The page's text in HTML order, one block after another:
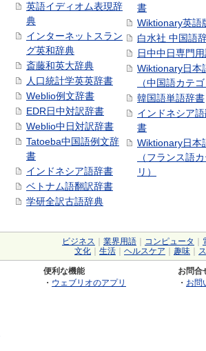
英語イディオム表現辞
典
インターネットスラン
グ英和辞典
斎藤和英大辞典
人口統計学英英辞書
Weblio例文辞書
EDR日中対訳辞書
Weblio中日対訳辞書
Tatoeba中国語例文辞
書
インドネシア語辞書
ベトナム語翻訳辞書
学研全訳古語辞典
書
Wiktionary英語
白水社 中国語
日中中日専門
Wiktionary日本
（中国語カテ
韓国語単語辞書
インドネシア
書
Wiktionary日本
（フランス語
リ）
ビジネス 業界用語 コンピュータ
文化
生活 ヘルスケア 趣味
便利な機能
・ ウェブリオのアプリ
お問合
・ お問